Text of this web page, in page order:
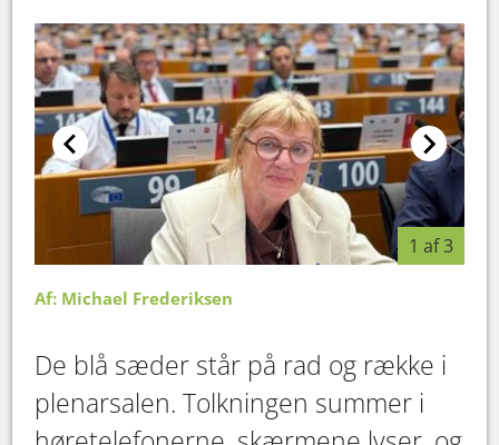
1 af 3
Af: Michael Frederiksen
De blå sæder står på rad og række i
plenarsalen. Tolkningen summer i